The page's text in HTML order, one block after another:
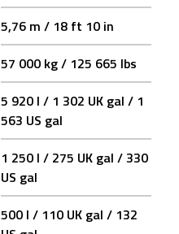
5,76 m / 18 ft 10 in
57 000 kg / 125 665 lbs
5 920 l / 1 302 UK gal / 1
563 US gal
1 250 l / 275 UK gal / 330
US gal
500 l / 110 UK gal / 132